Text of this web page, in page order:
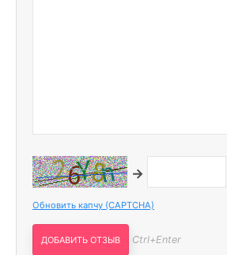
→
Обновить капчу (CAPTCHA)
Ctrl+Enter